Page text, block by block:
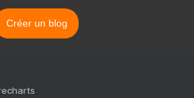
Créer un blog